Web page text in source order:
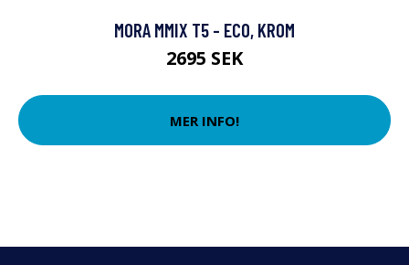
MORA MMIX T5 - ECO, KROM
2695 SEK
MER INFO!